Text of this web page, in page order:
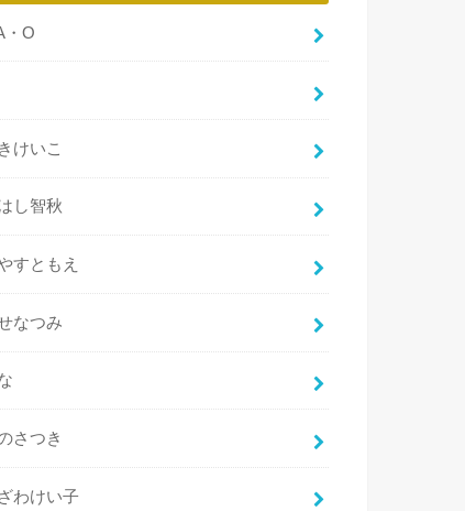
・O
けいこ
し智秋
すともえ
なつみ
さつき
わけい子